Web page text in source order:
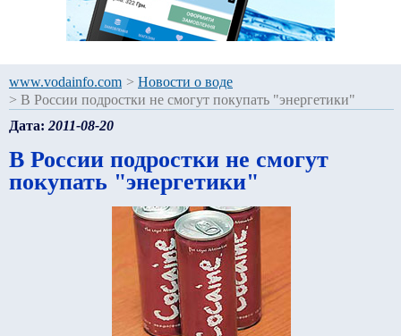
www.vodainfo.com > Новости о воде
> В России подростки не смогут покупать "энергетики"
Дата: 2011-08-20
В России подростки не смогут
покупать "энергетики"